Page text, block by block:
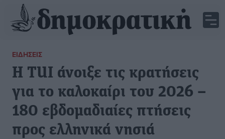
ΕΙΔΉΣΕΙΣ
Η TUI άνοιξε τις κρατήσεις
για το καλοκαίρι του 2026 –
180 εβδομαδιαίες πτήσεις
προς ελληνικά νησιά